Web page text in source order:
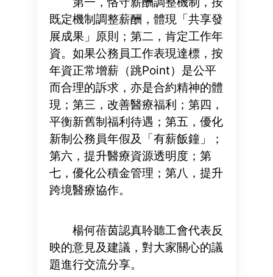
既定機制調整薪酬，體現「共享發
展成果」原則；第二，肯定工作年
資。如果公務員工作表現達標，按
年資正常增薪（跳Point）是公平
而合理的訴求，亦是合約精神的體
現；第三，改善醫療福利；第四，
平衡新舊制福利待遇；第五，優化
新制公務員年假及「有薪飯鐘」；
第六，提升醫療資源透明度；第
七，優化公積金管理；第八，提升
跨境醫療協作。
楊何蓓茵認真聆聽工會代表反
映的意見及建議，對大家關心的議
題進行交流分享。